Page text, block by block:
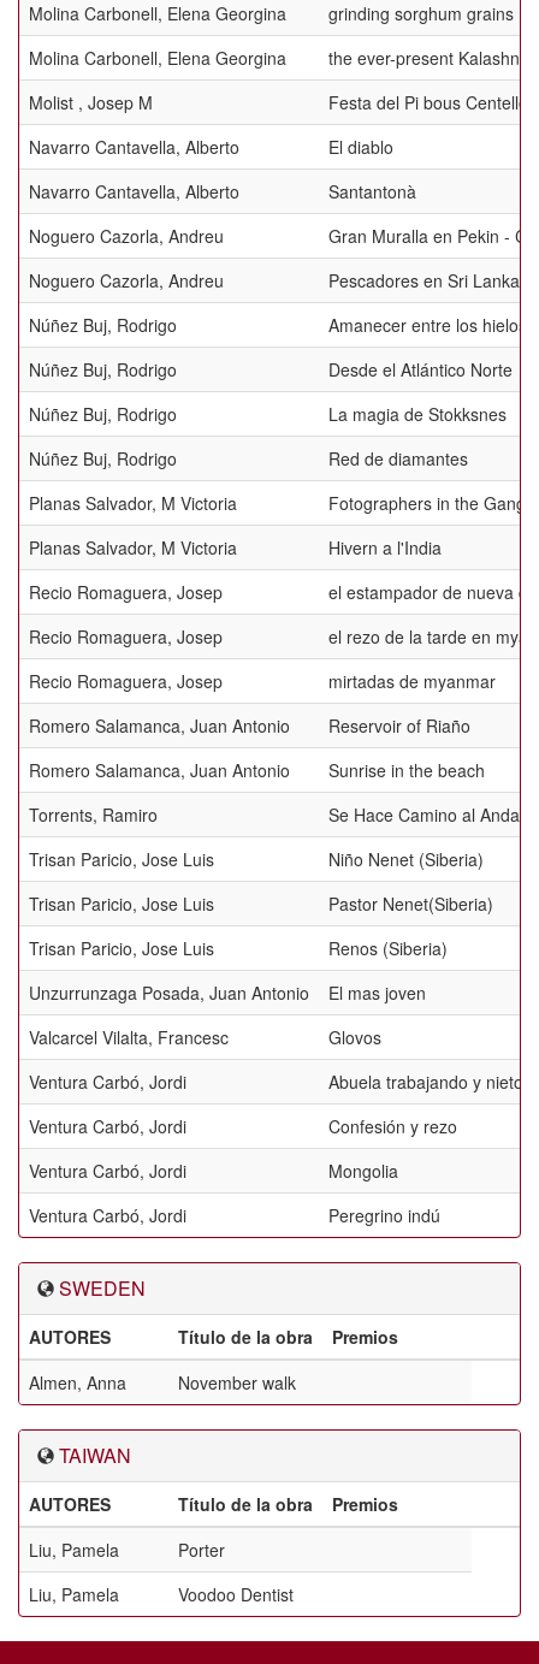
Molina Carbonell, Elena Georgina
grinding sorghum grains
Molina Carbonell, Elena Georgina
the ever-present
Molist , Josep M
Festa del Pi bous Centelles
Navarro Cantavella, Alberto
El diablo
Navarro Cantavella, Alberto
Santantonà
Noguero Cazorla, Andreu
Gran Muralla en Pekin -
Noguero Cazorla, Andreu
Pescadores en Sri Lanka
Núñez Buj, Rodrigo
Amanecer entre los hielos
Núñez Buj, Rodrigo
Desde el Atlántico Norte
Núñez Buj, Rodrigo
La magia de Stokksnes
Núñez Buj, Rodrigo
Red de diamantes
Planas Salvador, M Victoria
Fotographers in the
Planas Salvador, M Victoria
Hivern a l'India
Recio Romaguera, Josep
el estampador de nueva
Recio Romaguera, Josep
el rezo de la tarde en
Recio Romaguera, Josep
mirtadas de myanmar
Romero Salamanca, Juan Antonio
Reservoir of Riaño
Romero Salamanca, Juan Antonio
Sunrise in the beach
Torrents, Ramiro
Se Hace Camino al Andar
Trisan Paricio, Jose Luis
Niño Nenet (Siberia)
Trisan Paricio, Jose Luis
Pastor Nenet(Siberia)
Trisan Paricio, Jose Luis
Renos (Siberia)
Unzurrunzaga Posada, Juan Antonio
El mas joven
Valcarcel Vilalta, Francesc
Glovos
Ventura Carbó, Jordi
Abuela trabajando y nieto
Ventura Carbó, Jordi
Confesión y rezo
Ventura Carbó, Jordi
Mongolia
Ventura Carbó, Jordi
Peregrino indú
SWEDEN
AUTORES Título de la obra
Premios
Almen, Anna
November walk
TAIWAN
AUTORES Título de la obra
Premios
Liu, Pamela
Porter
Liu, Pamela
Voodoo Dentist